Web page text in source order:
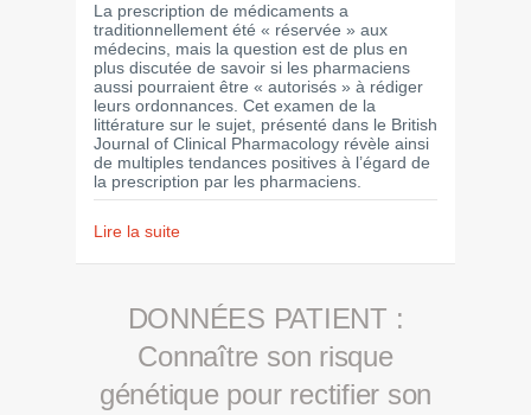
La prescription de médicaments a
traditionnellement été « réservée » aux
médecins, mais la question est de plus en
plus discutée de savoir si les pharmaciens
aussi pourraient être « autorisés » à rédiger
leurs ordonnances. Cet examen de la
littérature sur le sujet, présenté dans le British
Journal of Clinical Pharmacology révèle ainsi
de multiples tendances positives à l’égard de
la prescription par les pharmaciens.
Lire la suite
DONNÉES PATIENT :
Connaître son risque
génétique pour rectifier son